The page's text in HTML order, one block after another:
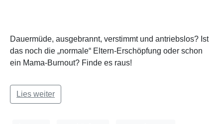
Dauermüde, ausgebrannt, verstimmt und antriebslos? Ist
das noch die „normale“ Eltern-Erschöpfung oder schon
ein Mama-Burnout? Finde es raus!
Lies weiter